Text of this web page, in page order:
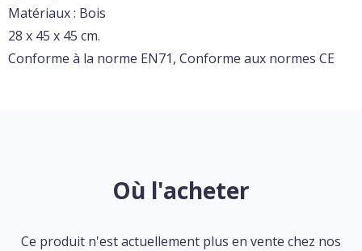
Matériaux : Bois
28 x 45 x 45 cm.
Conforme à la norme EN71, Conforme aux normes CE
Où l'acheter
Ce produit n'est actuellement plus en vente chez nos